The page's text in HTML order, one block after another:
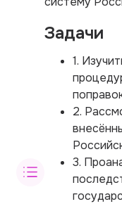
Задачи
1.
2.
3.